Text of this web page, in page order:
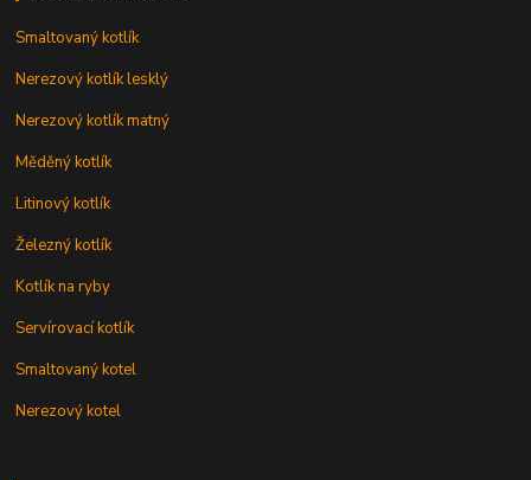
Smaltovaný kotlík
Nerezový kotlík lesklý
Nerezový kotlík matný
Měděný kotlík
Litinový kotlík
Železný kotlík
Kotlík na ryby
Servírovací kotlík
Smaltovaný kotel
Nerezový kotel